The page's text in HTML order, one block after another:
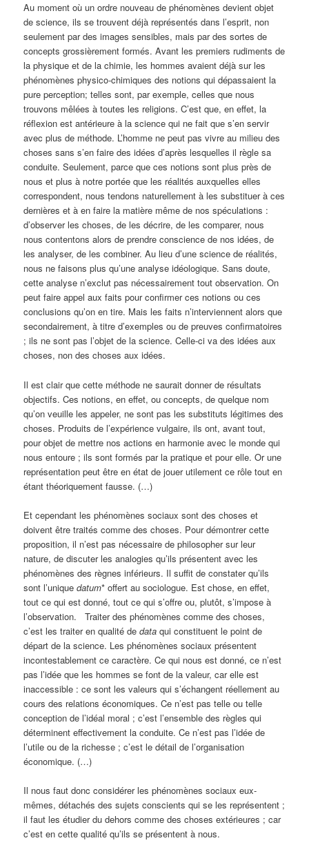
Au moment où un ordre nouveau de phénomènes devient objet
de science, ils se trouvent déjà représentés dans l’esprit, non
seulement par des images sensibles, mais par des sortes de
concepts grossièrement formés. Avant les premiers rudiments de
la physique et de la chimie, les hommes avaient déjà sur les
phénomènes physico-chimiques des notions qui dépassaient la
pure perception; telles sont, par exemple, celles que nous
trouvons mêlées à toutes les religions. C’est que, en effet, la
réflexion est antérieure à la science qui ne fait que s’en servir
avec plus de méthode. L’homme ne peut pas vivre au milieu des
choses sans s’en faire des idées d’après lesquelles il règle sa
conduite. Seulement, parce que ces notions sont plus près de
nous et plus à notre portée que les réalités auxquelles elles
correspondent, nous tendons naturellement à les substituer à ces
dernières et à en faire la matière même de nos spéculations :
d’observer les choses, de les décrire, de les comparer, nous
nous contentons alors de prendre conscience de nos idées, de
les analyser, de les combiner. Au lieu d’une science de réalités,
nous ne faisons plus qu’une analyse idéologique. Sans doute,
cette analyse n’exclut pas nécessairement tout observation. On
peut faire appel aux faits pour confirmer ces notions ou ces
conclusions qu’on en tire. Mais les faits n’interviennent alors que
secondairement, à titre d’exemples ou de preuves confirmatoires
; ils ne sont pas l’objet de la science. Celle-ci va des idées aux
choses, non des choses aux idées.
Il est clair que cette méthode ne saurait donner de résultats
objectifs. Ces notions, en effet, ou concepts, de quelque nom
qu’on veuille les appeler, ne sont pas les substituts légitimes des
choses. Produits de l’expérience vulgaire, ils ont, avant tout,
pour objet de mettre nos actions en harmonie avec le monde qui
nous entoure ; ils sont formés par la pratique et pour elle. Or une
représentation peut être en état de jouer utilement ce rôle tout en
étant théoriquement fausse. (…)
Et cependant les phénomènes sociaux sont des choses et
doivent être traités comme des choses. Pour démontrer cette
proposition, il n’est pas nécessaire de philosopher sur leur
nature, de discuter les analogies qu’ils présentent avec les
phénomènes des règnes inférieurs. Il suffit de constater qu’ils
sont l’uniquedatum* offert au sociologue. Est chose, en effet,
tout ce qui est donné, tout ce qui s’offre ou, plutôt, s’impose à
l’observation. Traiter des phénomènes comme des choses,
c’est les traiter en qualité dedataqui constituent le point de
départ de la science. Les phénomènes sociaux présentent
incontestablement ce caractère. Ce qui nous est donné, ce n’est
pas l’idée que les hommes se font de la valeur, car elle est
inaccessible : ce sont les valeurs qui s’échangent réellement au
cours des relations économiques. Ce n’est pas telle ou telle
conception de l’idéal moral ; c’est l’ensemble des règles qui
déterminent effectivement la conduite. Ce n’est pas l’idée de
l’utile ou de la richesse ; c’est le détail de l’organisation
économique. (…)
Il nous faut donc considérer les phénomènes sociaux eux-
mêmes, détachés des sujets conscients qui se les représentent ;
il faut les étudier du dehors comme des choses extérieures ; car
c’est en cette qualité qu’ils se présentent à nous.